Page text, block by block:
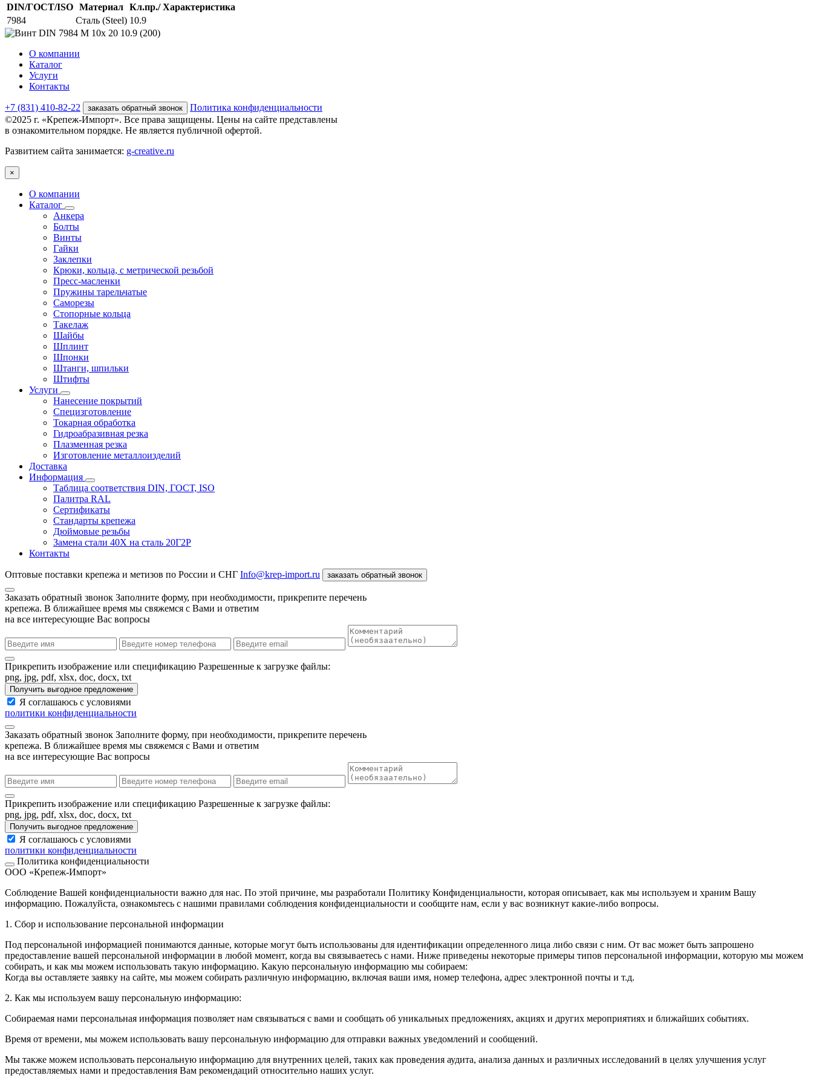
DIN/ГОСТ/ISO Материал Кл.пр./ Характеристика
7984
Сталь (Steel) 10.9
О компании
Каталог
Услуги
Контакты
+7 (831) 410-82-22 заказать обратный звонок
Политика конфиденциальности
©2025 г. «Крепеж-Импорт». Все права защищены. Цены на сайте представлены
в ознакомительном порядке. Не является публичной офертой.
Развитием сайта занимается: g-creative.ru
×
О компании
Каталог
Анкера
Болты
Винты
Гайки
Заклепки
Крюки, кольца, с метрической резьбой
Пресс-масленки
Пружины тарельчатые
Саморезы
Стопорные кольца
Такелаж
Шайбы
Шплинт
Шпонки
Штанги, шпильки
Штифты
Услуги
Нанесение покрытий
Специзготовление
Токарная обработка
Гидроабразивная резка
Плазменная резка
Изготовление металлоизделий
Доставка
Информация
Таблица соответствия DIN, ГОСТ, ISO
Палитра RAL
Сертификаты
Стандарты крепежа
Дюймовые резьбы
Замена стали 40Х на сталь 20Г2Р
Контакты
Оптовые поставки крепежа и метизов по России и СНГ Info@krep-import.ru заказать обратный звонок
Заказать обратный звонок Заполните форму, при необходимости, прикрепите перечень
крепежа. В ближайшее время мы свяжемся с Вами и ответим
на все интересующие Вас вопросы
Прикрепить изображение или спецификацию Разрешенные к загрузке файлы:
png, jpg, pdf, xlsx, doc, docx, txt
Получить выгодное предложение
Я соглашаюсь с условиями
политики конфиденциальности
Заказать обратный звонок Заполните форму, при необходимости, прикрепите перечень
крепежа. В ближайшее время мы свяжемся с Вами и ответим
на все интересующие Вас вопросы
Прикрепить изображение или спецификацию Разрешенные к загрузке файлы:
png, jpg, pdf, xlsx, doc, docx, txt
Получить выгодное предложение
Я соглашаюсь с условиями
политики конфиденциальности
Политика конфиденциальности
ООО «Крепеж-Импорт»
Соблюдение Вашей конфиденциальности важно для нас. По этой причине, мы разработали Политику Конфиденциальности, которая описывает, как мы используем и храним Вашу
информацию. Пожалуйста, ознакомьтесь с нашими правилами соблюдения конфиденциальности и сообщите нам, если у вас возникнут какие-либо вопросы.
1. Сбор и использование персональной информации
Под персональной информацией понимаются данные, которые могут быть использованы для идентификации определенного лица либо связи с ним. От вас может быть запрошено
предоставление вашей персональной информации в любой момент, когда вы связываетесь с нами. Ниже приведены некоторые примеры типов персональной информации, которую мы можем
собирать, и как мы можем использовать такую информацию. Какую персональную информацию мы собираем:
Когда вы оставляете заявку на сайте, мы можем собирать различную информацию, включая ваши имя, номер телефона, адрес электронной почты и т.д.
2. Как мы используем вашу персональную информацию:
Собираемая нами персональная информация позволяет нам связываться с вами и сообщать об уникальных предложениях, акциях и других мероприятиях и ближайших событиях.
Время от времени, мы можем использовать вашу персональную информацию для отправки важных уведомлений и сообщений.
Мы также можем использовать персональную информацию для внутренних целей, таких как проведения аудита, анализа данных и различных исследований в целях улучшения услуг
предоставляемых нами и предоставления Вам рекомендаций относительно наших услуг.